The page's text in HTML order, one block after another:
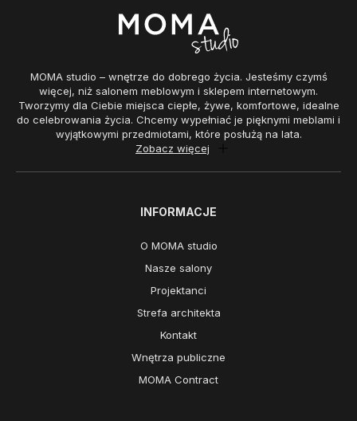
MOMA studio – wnętrze do dobrego życia. Jesteśmy czymś
więcej, niż salonem meblowym i sklepem internetowym.
Tworzymy dla Ciebie miejsca ciepłe, żywe, komfortowe, idealne
do celebrowania życia. Chcemy wypełniać je pięknymi meblami i
wyjątkowymi przedmiotami, które posłużą na lata.
Zobacz więcej
INFORMACJE
O MOMA studio
Nasze salony
Projektanci
Strefa architekta
Kontakt
Wnętrza publiczne
MOMA Contract